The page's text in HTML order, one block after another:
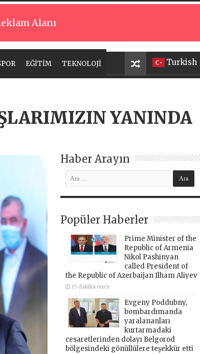
Alanı
Turkish
EĞİTİM TEKNOLOJİ
YANINDA
Haber Arayın
Popüler Haberler
Prime Minister of the
Republic of Armenia
Nikol Pashinyan
called President of
the Republic of Azerbaijan Ilham Aliyev
15 dakika önce
Evgeny Poddubny,
bombardımanda
yaralananları
kurtarmadaki
cesaretlerinden dolayı Belgorod
bölgesindeki gönüllülere teşekkür etti